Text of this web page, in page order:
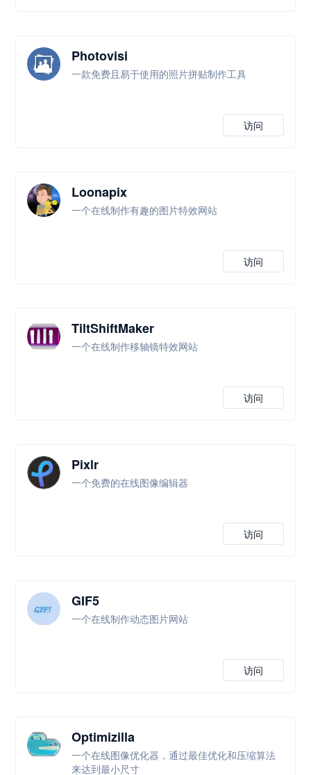
Photovisi
一款免费且易于使用的照片拼贴制作工具
访问
Loonapix
一个在线制作有趣的图片特效网站
访问
TiltShiftMaker
一个在线制作移轴镜特效网站
访问
Pixlr
一个免费的在线图像编辑器
访问
GIF5
一个在线制作动态图片网站
访问
Optimizilla
一个在线图像优化器，通过最佳优化和压缩算法
来达到最小尺寸